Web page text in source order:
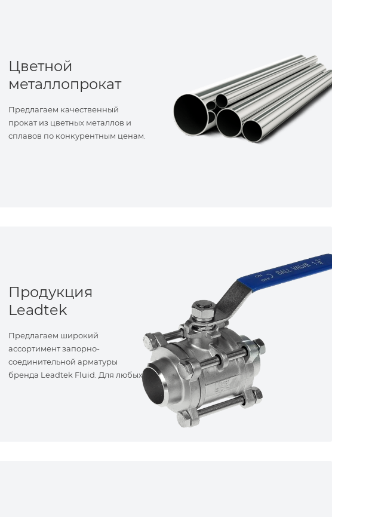
Цветной
металлопрокат
Предлагаем качественный
прокат из цветных металлов и
сплавов по конкурентным ценам.
Продукция
Leadtek
Предлагаем широкий
ассортимент запорно-
соединительной арматуры
бренда Leadtek Fluid. Для любых